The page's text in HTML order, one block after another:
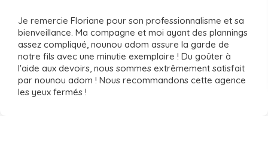
Je remercie Floriane pour son professionnalisme et sa
bienveillance. Ma compagne et moi ayant des plannings
assez compliqué, nounou adom assure la garde de
notre fils avec une minutie exemplaire ! Du goûter à
l'aide aux devoirs, nous sommes extrêmement satisfait
par nounou adom ! Nous recommandons cette agence
les yeux fermés !